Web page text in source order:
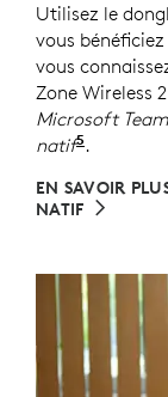
Utilisez le
vous
vous
Zone Wireless
Microsoft
natif5 .
EN SAVOIR
NATIF